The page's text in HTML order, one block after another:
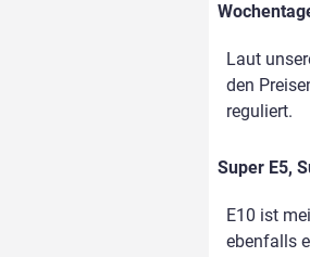
Laut
den
reguliert.
Super E5,
E10 ist
ebenfalls